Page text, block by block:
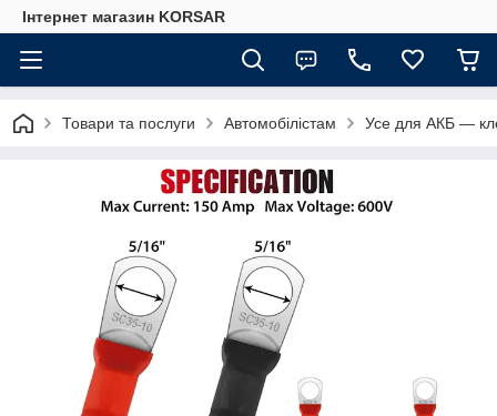
Iнтернет магазин KORSAR
Товари та послуги Автомобілістам Усе для АКБ —